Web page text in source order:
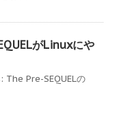
がLinuxにや
Pre-SEQUELの